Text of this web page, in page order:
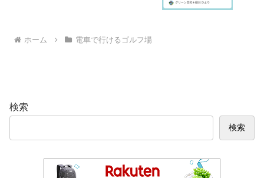
ホーム 電車で行けるゴルフ場
検索
検索